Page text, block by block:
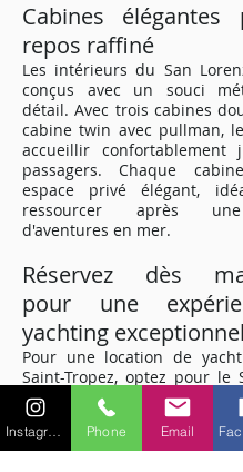
Cabines
repos raffiné
Les intérieurs du San
conçus avec un souci
détail. Avec trois cabines
cabine twin avec pullman,
accueillir confortablement
passagers. Chaque
espace privé élégant,
ressourcer après
d'aventures en mer.
Réservez dès
pour une
yachting
Pour une location de
Saint-Tropez, optez pour le
100. Offrant le mélange
performances, de
divertissement, ce yacht
escapade maritime de
Phone Email